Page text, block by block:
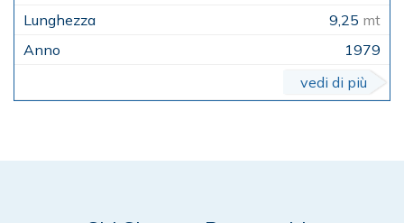
9,25 mt
1979
vedi di più